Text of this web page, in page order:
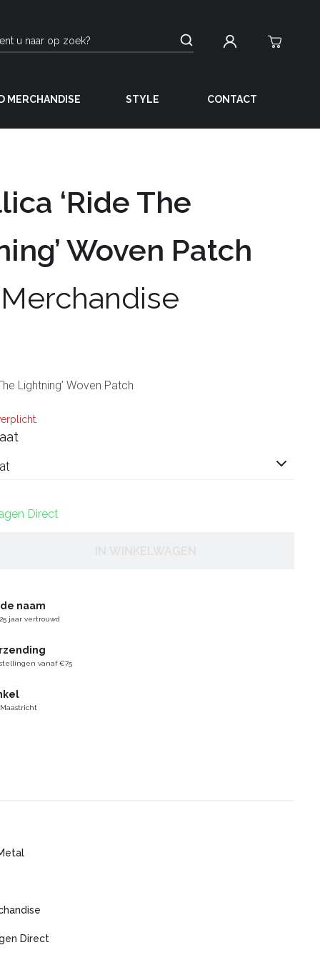
MERCHANDISE STYLE CONTACT
‘Ride The
Woven Patch
Lightning’ Woven Patch
Direct
naam
jaar vertrouwd
vanaf €75
Direct